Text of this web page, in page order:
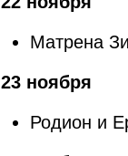
Матрена
23 ноября
Родион и